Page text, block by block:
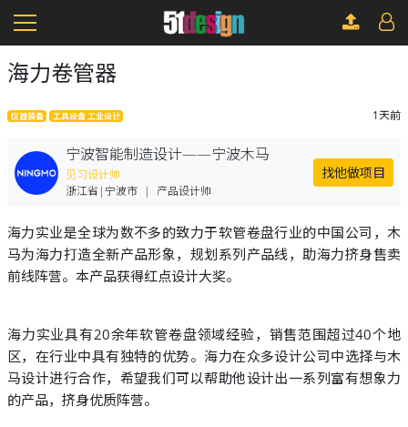
海力卷管器
仪器装备 工具设备 工业设计 1天前
宁波智能制造设计——宁波木马
见习设计师
浙江省|宁波市 | 产品设计师
找他做项目
海力实业是全球为数不多的致力于软管卷盘行业的中国公司，木
马为海力打造全新产品形象，规划系列产品线，助海力挤身售卖
前线阵营。本产品获得红点设计大奖。
海力实业具有20余年软管卷盘领域经验，销售范围超过40个地
区，在行业中具有独特的优势。海力在众多设计公司中选择与木
马设计进行合作，希望我们可以帮助他设计出一系列富有想象力
的产品，挤身优质阵营。